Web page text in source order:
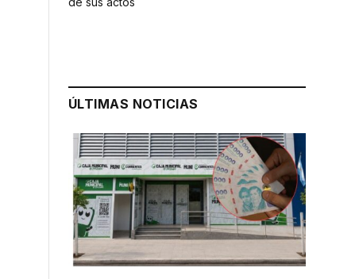
ÚLTIMAS NOTICIAS